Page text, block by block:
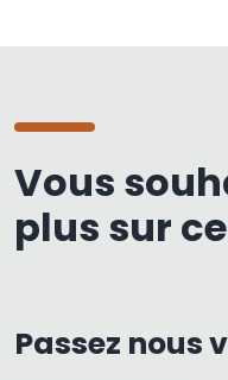
Vous
plus sur
Passez nous